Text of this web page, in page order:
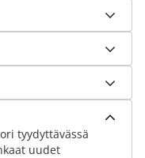
tyydyttävässä
uudet